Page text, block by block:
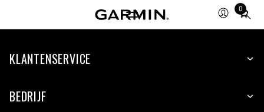
0
Total
items
cart:
KLANTENSERVICE
BEDRIJF